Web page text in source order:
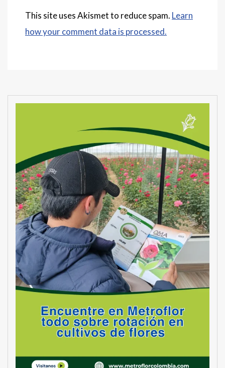
This site uses Akismet to reduce spam. Learn
how your comment data is processed.